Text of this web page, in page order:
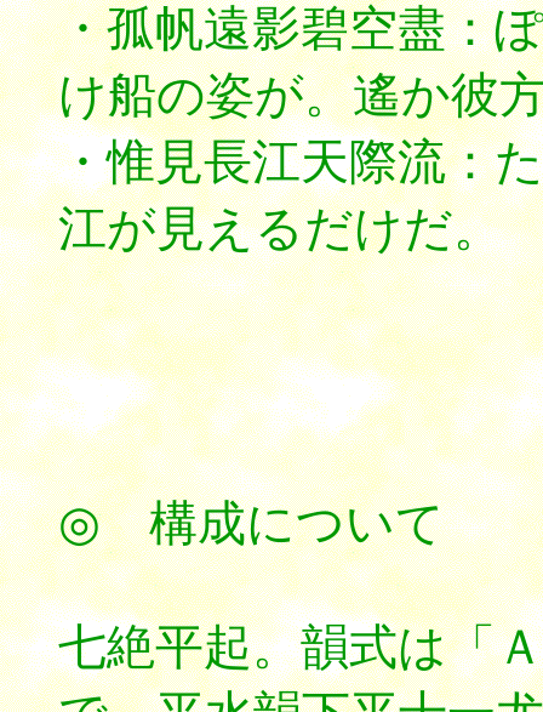
・孤帆遠影碧空盡：
け船の姿が。遙か彼
・惟見長江天際流：
江が見えるだけだ。
◎ 構成について
七絶平起。韻式は「